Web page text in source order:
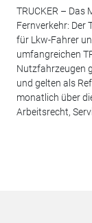
TRUCKER – Das
Fernverkehr: Der
für Lkw-Fahrer
umfangreichen
Nutzfahrzeugen
und gelten als
monatlich über
Arbeitsrecht,